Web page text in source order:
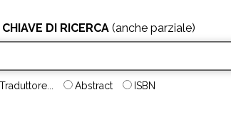
CHIAVE DI RICERCA(anche parziale)
Abstract ISBN